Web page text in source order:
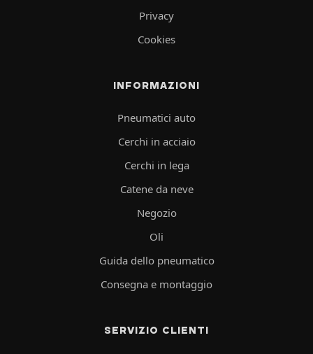
Privacy
Cookies
INFORMAZIONI
Pneumatici auto
Cerchi in acciaio
Cerchi in lega
Catene da neve
Negozio
Oli
Guida dello pneumatico
Consegna e montaggio
SERVIZIO CLIENTI